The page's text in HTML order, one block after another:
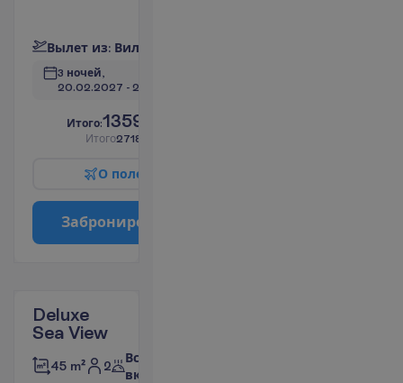
Вылет из: Вил
3 ночей,
20.02.2027 - 23.02.2027
Итого:1359.00
Итого2718.00
О поле
Заброниро
Deluxe
Sea View
45 m² 2
Все
включено